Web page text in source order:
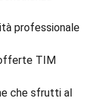
professionale
TIM
che sfrutti al